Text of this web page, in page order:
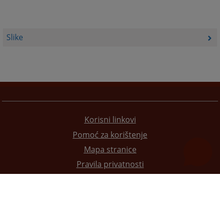
Slike
Korisni linkovi
Pomoć za korištenje
Mapa stranice
Pravila privatnosti